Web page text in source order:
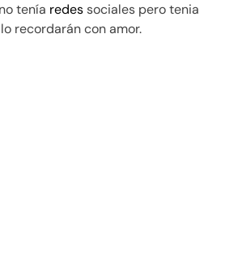
tenía redessociales pero tenia
recordarán con amor.